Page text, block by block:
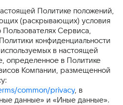
Политике положений,
(раскрывающих) условия
Сервиса,
конфиденциальности
в настоящей
определенное в Политике
Компании, размещенной
common/privacy, в
данные» и «Иные данные».